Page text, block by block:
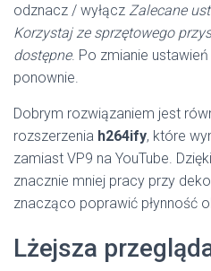
odznacz / wyłącz Zalecane
Korzystaj ze sprzętowego
dostępne. Po zmianie
ponownie.
Dobrym rozwiązaniem jest
rozszerzenia h264ify, które
zamiast VP9 na YouTube.
znacznie mniej pracy przy
znacząco poprawić płynność
Lżejsza